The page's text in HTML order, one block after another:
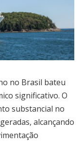
no Brasil bateu
significativo. O
substancial no
alcançando